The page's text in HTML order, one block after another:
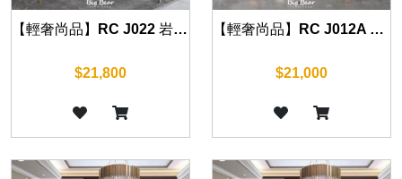
【輕奢尚品】RC J022 岩板餐桌 130cm/135cm
$21,800
【輕奢尚品】RC J012A 岩板餐桌 140cm/160cm/180cm
$21,000